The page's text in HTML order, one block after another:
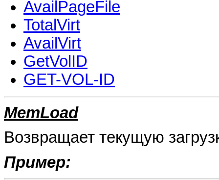
AvailPageFile
TotalVirt
AvailVirt
GetVolID
GET-VOL-ID
MemLoad
Возвращает текущую
Пример: